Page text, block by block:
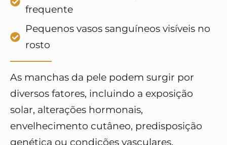
frequente
Pequenos vasos sanguíneos visíveis no
rosto
As manchas da pele podem surgir por
diversos fatores, incluindo a exposição
solar, alterações hormonais,
envelhecimento cutâneo, predisposição
genética ou condições vasculares.